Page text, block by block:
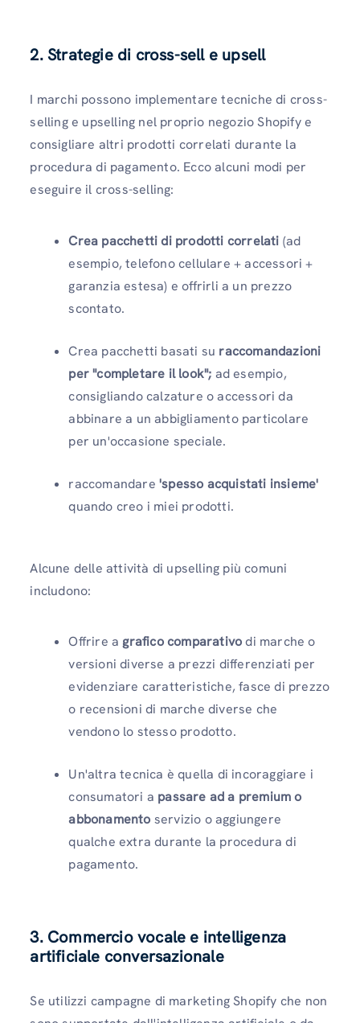
2. Strategie di cross-sell e upsell
I marchi possono implementare tecniche di cross-
selling e upselling nel proprio negozio Shopify e
consigliare altri prodotti correlati durante la
procedura di pagamento. Ecco alcuni modi per
eseguire il cross-selling:
Crea pacchetti di prodotti correlati (ad
esempio, telefono cellulare + accessori +
garanzia estesa) e offrirli a un prezzo
scontato.
Crea pacchetti basati su raccomandazioni
per "completare il look"; ad esempio,
consigliando calzature o accessori da
abbinare a un abbigliamento particolare
per un'occasione speciale.
raccomandare 'spesso acquistati insieme'
quando creo i miei prodotti.
Alcune delle attività di upselling più comuni
includono:
Offrire a grafico comparativodi marche o
versioni diverse a prezzi differenziati per
evidenziare caratteristiche, fasce di prezzo
o recensioni di marche diverse che
vendono lo stesso prodotto.
Un'altra tecnica è quella di incoraggiare i
consumatori a passare ad a premium o
abbonamento servizio o aggiungere
qualche extra durante la procedura di
pagamento.
3. Commercio vocale e intelligenza
artificiale conversazionale
Se utilizzi campagne di marketing Shopify che non